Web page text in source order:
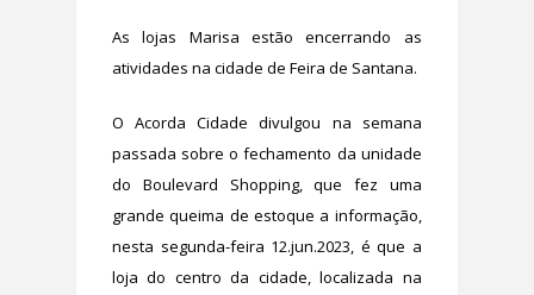
As lojas Marisa estão encerrando as
atividades na cidade de Feira de Santana.
O Acorda Cidade divulgou na semana
passada sobre o fechamento da unidade
do Boulevard Shopping, que fez uma
grande queima de estoque a informação,
nesta segunda-feira 12.jun.2023, é que a
loja do centro da cidade, localizada na